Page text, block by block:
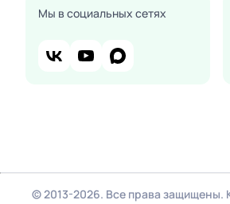
Мы в социальных сетях
© 2013-2026. Все права защищены.